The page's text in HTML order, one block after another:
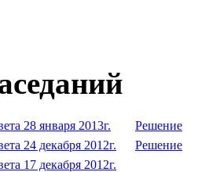
28 января 2013г.
Решение
24 декабря 2012г.
Решение
17 декабря 2012г.